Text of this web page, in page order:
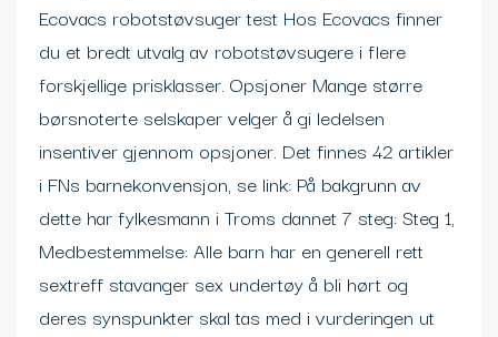
Ecovacs robotstøvsuger test Hos Ecovacs finner
du et bredt utvalg av robotstøvsugere i flere
forskjellige prisklasser. Opsjoner Mange større
børsnoterte selskaper velger å gi ledelsen
insentiver gjennom opsjoner. Det finnes 42 artikler
i FNs barnekonvensjon, se link: På bakgrunn av
dette har fylkesmann i Troms dannet 7 steg: Steg 1,
Medbestemmelse: Alle barn har en generell rett
sextreff stavanger sex undertøy å bli hørt og
deres synspunkter skal tas med i vurderingen ut